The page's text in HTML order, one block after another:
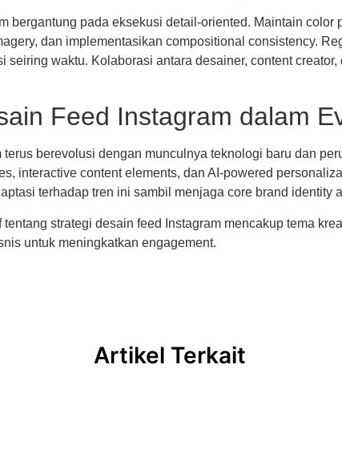
bergantung pada eksekusi detail-oriented. Maintain color
dan implementasikan compositional consistency.
seiring waktu. Kolaborasi antara desainer, content
Feed Instagram dalam
terus berevolusi dengan munculnya teknologi baru dan
interactive content elements, dan AI-powered
terhadap tren ini sambil menjaga core brand identity
strategi desain feed Instagram mencakup tema
untuk meningkatkan engagement.
Artikel Terkait